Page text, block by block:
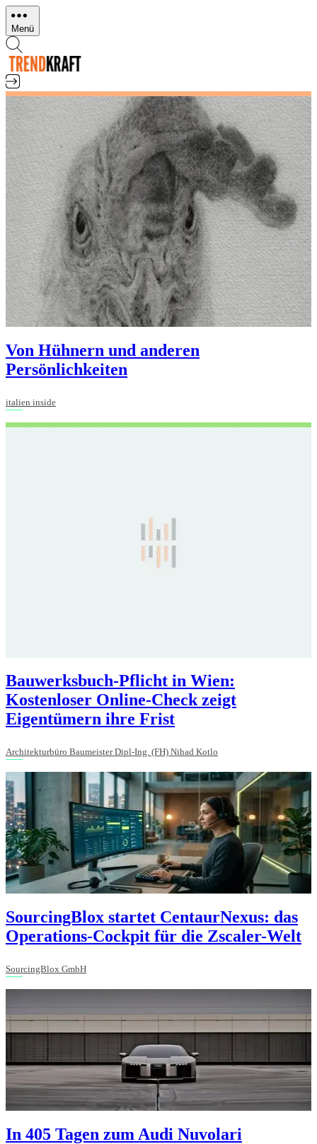
Direkt
zum
Inhalt
Menü
Von Hühnern und anderen
Persönlichkeiten
italien inside
Bauwerksbuch-Pflicht in Wien:
Kostenloser Online-Check zeigt
Eigentümern ihre Frist
Architekturbüro Baumeister Dipl-Ing. (FH) Nihad Kotlo
SourcingBlox startet CentaurNexus: das
Operations-Cockpit für die Zscaler-Welt
SourcingBlox GmbH
In 405 Tagen zum Audi Nuvolari